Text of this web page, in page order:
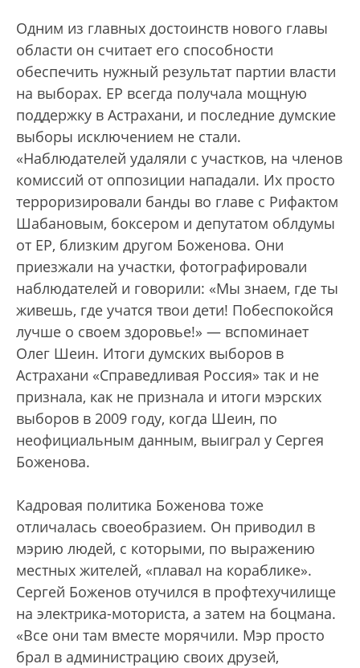
Одним из главных достоинств нового главы
области он считает его способности
обеспечить нужный результат партии власти
на выборах. ЕР всегда получала мощную
поддержку в Астрахани, и последние думские
выборы исключением не стали.
«Наблюдателей удаляли с участков, на членов
комиссий от оппозиции нападали. Их просто
терроризировали банды во главе с Рифактом
Шабановым, боксером и депутатом облдумы
от ЕР, близким другом Боженова. Они
приезжали на участки, фотографировали
наблюдателей и говорили: «Мы знаем, где ты
живешь, где учатся твои дети! Побеспокойся
лучше о своем здоровье!» — вспоминает
Олег Шеин. Итоги думских выборов в
Астрахани «Справедливая Россия» так и не
признала, как не признала и итоги мэрских
выборов в 2009 году, когда Шеин, по
неофициальным данным, выиграл у Сергея
Боженова.
Кадровая политика Боженова тоже
отличалась своеобразием. Он приводил в
мэрию людей, с которыми, по выражению
местных жителей, «плавал на кораблике».
Сергей Боженов отучился в профтехучилище
на электрика-моториста, а затем на боцмана.
«Все они там вместе морячили. Мэр просто
брал в администрацию своих друзей,